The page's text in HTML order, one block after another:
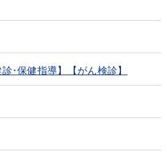
･保健指導】【がん検診】